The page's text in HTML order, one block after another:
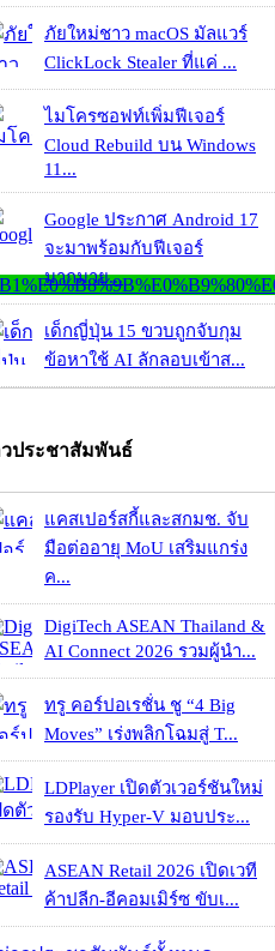
ภัยใหม่ชาว macOS มัลแวร์
ClickLock Stealer ที่แค่ ...
ไมโครซอฟท์เพิ่มฟีเจอร์
Cloud Rebuild บน Windows
11...
Google ประกาศ Android 17
จะมาพร้อมกับฟีเจอร์
มากมาย...
เด็กญี่ปุ่น 15 ขวบถูกจับกุม
ข้อหาใช้ AI ลักลอบเข้าส...
ประชาสัมพันธ์
แคสเปอร์สกี้และสกมช. จับ
มือต่ออายุ MoU เสริมแกร่ง
ค...
DigiTech ASEAN Thailand &
AI Connect 2026 รวมผู้นำ...
ทรู คอร์ปอเรชั่น ชู “4 Big
Moves” เร่งพลิกโฉมสู่ T...
LDPlayer เปิดตัวเวอร์ชันใหม่
รองรับ Hyper-V มอบประ...
ASEAN Retail 2026 เปิดเวที
ค้าปลีก-อีคอมเมิร์ซ ขับเ...